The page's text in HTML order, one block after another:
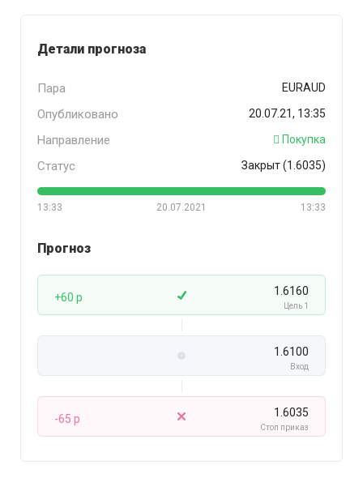
Детали прогноза
Пара EURAUD
Опубликовано 20.07.21, 13:35
Направление Покупка
Статус Закрыт (1.6035)
13:33 13:33
20.07.2021
Прогноз
+60 p 1.6160
Цель 1
1.6100
Вход
-65 p 1.6035
Стоп приказ